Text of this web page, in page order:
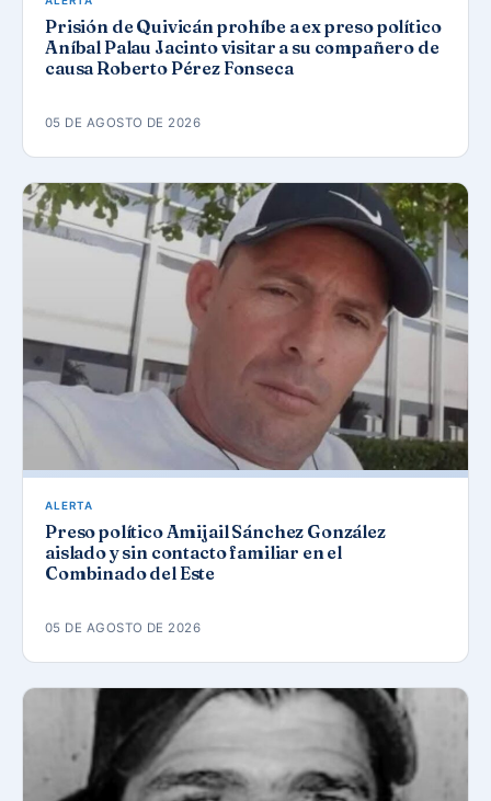
Prisión de Quivicán prohíbe a ex preso político
Aníbal Palau Jacinto visitar a su compañero de
causa Roberto Pérez Fonseca
05 DE AGOSTO DE 2026
ALERTA
Preso político Amijail Sánchez González
aislado y sin contacto familiar en el
Combinado del Este
05 DE AGOSTO DE 2026